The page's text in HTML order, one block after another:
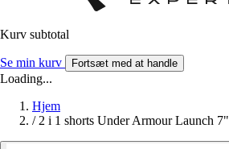
Kurv subtotal
Se min kurv Fortsæt med at handle
Loading...
Hjem
/ 2 i 1 shorts Under Armour Launch 7"